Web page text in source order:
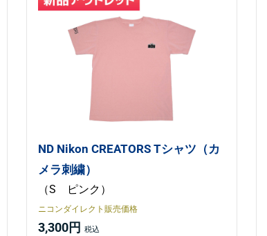
ND Nikon CREATORS Tシャツ（カ
メラ刺繍）
（S ピンク）
ニコンダイレクト販売価格
3,300円